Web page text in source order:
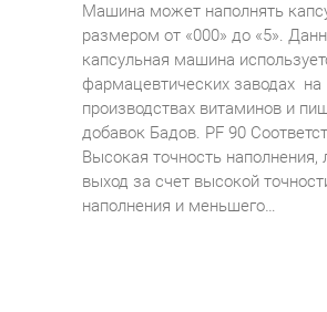
Машина может наполнять
размером от «000» до «5».
капсульная машина
фармацевтических заводах на
производствах витаминов и
добавок Бадов. PF 90
Высокая точность наполнения,
выход за счет высокой
наполнения и меньшего…